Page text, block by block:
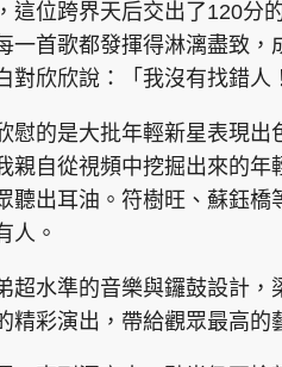
PCM 電腦廣場 星島頭條
EDUPLUS
這位跨界天后交出了120分
一首歌都發揮得淋漓盡致，
欣欣說：「我沒有找錯人
慰的是大批年輕新星表現出
親自從視頻中挖掘出來的年
聽出耳油。符樹旺、蘇鈺橋
人。
超水準的音樂與鑼鼓設計，
精彩演出，帶給觀眾最高的